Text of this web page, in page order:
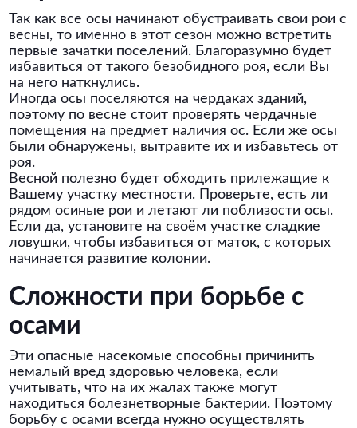
Так как все осы начинают обустраивать свои рои с
весны, то именно в этот сезон можно встретить
первые зачатки поселений. Благоразумно будет
избавиться от такого безобидного роя, если Вы
на него наткнулись.
Иногда осы поселяются на чердаках зданий,
поэтому по весне стоит проверять чердачные
помещения на предмет наличия ос. Если же осы
были обнаружены, вытравите их и избавьтесь от
роя.
Весной полезно будет обходить прилежащие к
Вашему участку местности. Проверьте, есть ли
рядом осиные рои и летают ли поблизости осы.
Если да, установите на своём участке сладкие
ловушки, чтобы избавиться от маток, с которых
начинается развитие колонии.
Сложности при борьбе с
осами
Эти опасные насекомые способны причинить
немалый вред здоровью человека, если
учитывать, что на их жалах также могут
находиться болезнетворные бактерии. Поэтому
борьбу с осами всегда нужно осуществлять